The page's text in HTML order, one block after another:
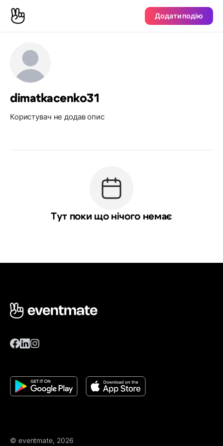
Додати подію
dimatkacenko31
Користувач не додав опис
Тут поки що нічого немає
© eventmate, 2026